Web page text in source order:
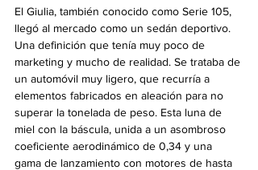
El Giulia, también conocido como Serie 105,
llegó al mercado como un sedán deportivo.
Una definición que tenía muy poco de
marketing y mucho de realidad. Se trataba de
un automóvil muy ligero, que recurría a
elementos fabricados en aleación para no
superar la tonelada de peso. Esta luna de
miel con la báscula, unida a un asombroso
coeficiente aerodinámico de 0,34 y una
gama de lanzamiento con motores de hasta